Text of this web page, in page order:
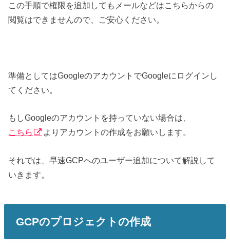
この手順で権限を追加してもメールなどはこちらからの
閲覧はできませんので、ご安心ください。
準備としてはGoogleのアカウントでGoogleにログインし
てください。
もしGoogleのアカウントを持っていない場合は、
こちら
よりアカウントの作成をお願いします。
それでは、早速GCPへのユーザー追加について解説して
いきます。
GCPのプロジェクトの作成